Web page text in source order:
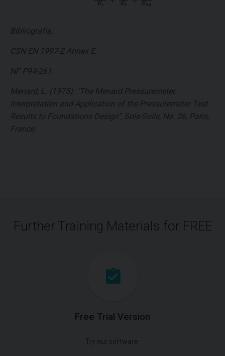
Bibliografía:
CSN EN 1997-2 Annex E.
NF P94-261.
Menard, L. (1975): "The Menard Pressuremeter:
Interpretation and Application of the Pressuremeter Test
Results to Foundations Design", Sols-Soils, No. 26, Paris,
France.
Further Training Materials for FREE
Free Trial Version